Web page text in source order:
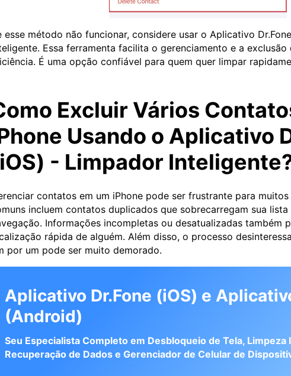
esse método não funcionar, considere usar o Aplicativo
Essa ferramenta facilita o gerenciamento e a
É uma opção confiável para quem quer limpar
Excluir Vários
Usando o Aplicativo
- Limpador
contatos em um iPhone pode ser frustrante para
incluem contatos duplicados que sobrecarregam sua
Informações incompletas ou desatualizadas também
rápida de alguém. Além disso, o processo
por um pode ser muito demorado.
Aplicativo Dr.Fone (iOS) e
(Android)
Seu Especialista Completo em Desbloqueio de Tela, Limpeza
Recuperação de Dados e Gerenciador de Celular de